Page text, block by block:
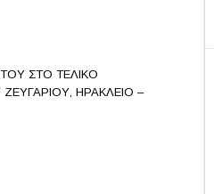
ΣΤΟ ΤΕΛΙΚΟ
ΗΡΑΚΛΕΙΟ –